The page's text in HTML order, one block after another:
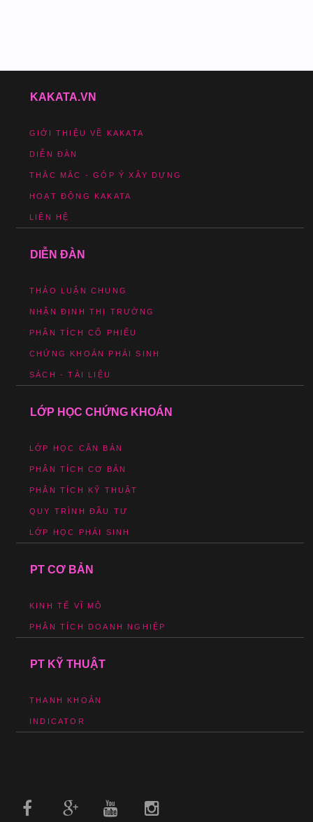
KAKATA.VN
GIỚI THIỆU VỀ KAKATA
DIỄN ĐÀN
THẮC MẮC - GÓP Ý XÂY DỰNG
HOẠT ĐỘNG KAKATA
LIÊN HỆ
DIỄN ĐÀN
THẢO LUẬN CHUNG
NHẬN ĐỊNH THỊ TRƯỜNG
PHÂN TÍCH CỔ PHIẾU
CHỨNG KHOÁN PHÁI SINH
SÁCH - TÀI LIỆU
LỚP HỌC CHỨNG KHOÁN
LỚP HỌC CĂN BẢN
PHÂN TÍCH CƠ BẢN
PHÂN TÍCH KỸ THUẬT
QUY TRÌNH ĐẦU TƯ
LỚP HỌC PHÁI SINH
PT CƠ BẢN
KINH TẾ VĨ MÔ
PHÂN TÍCH DOANH NGHIỆP
PT KỸ THUẬT
THANH KHOẢN
INDICATOR